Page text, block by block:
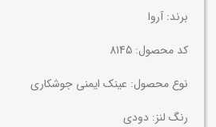
برند: آروا
کد محصول: 8145
نوع محصول: عینک ایمنی جوشکاری
رنگ لنز: دودی